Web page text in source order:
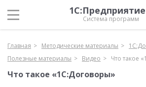
Система программ
Главная Методические материалы
Полезные материалы
Видео Что такое
Что такое «1С:Договоры»